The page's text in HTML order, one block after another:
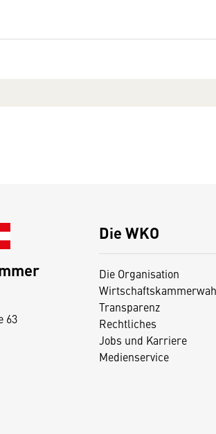
Die WKO
Die Organisation
Transparenz
Rechtliches
Jobs und Karriere
Medienservice
63